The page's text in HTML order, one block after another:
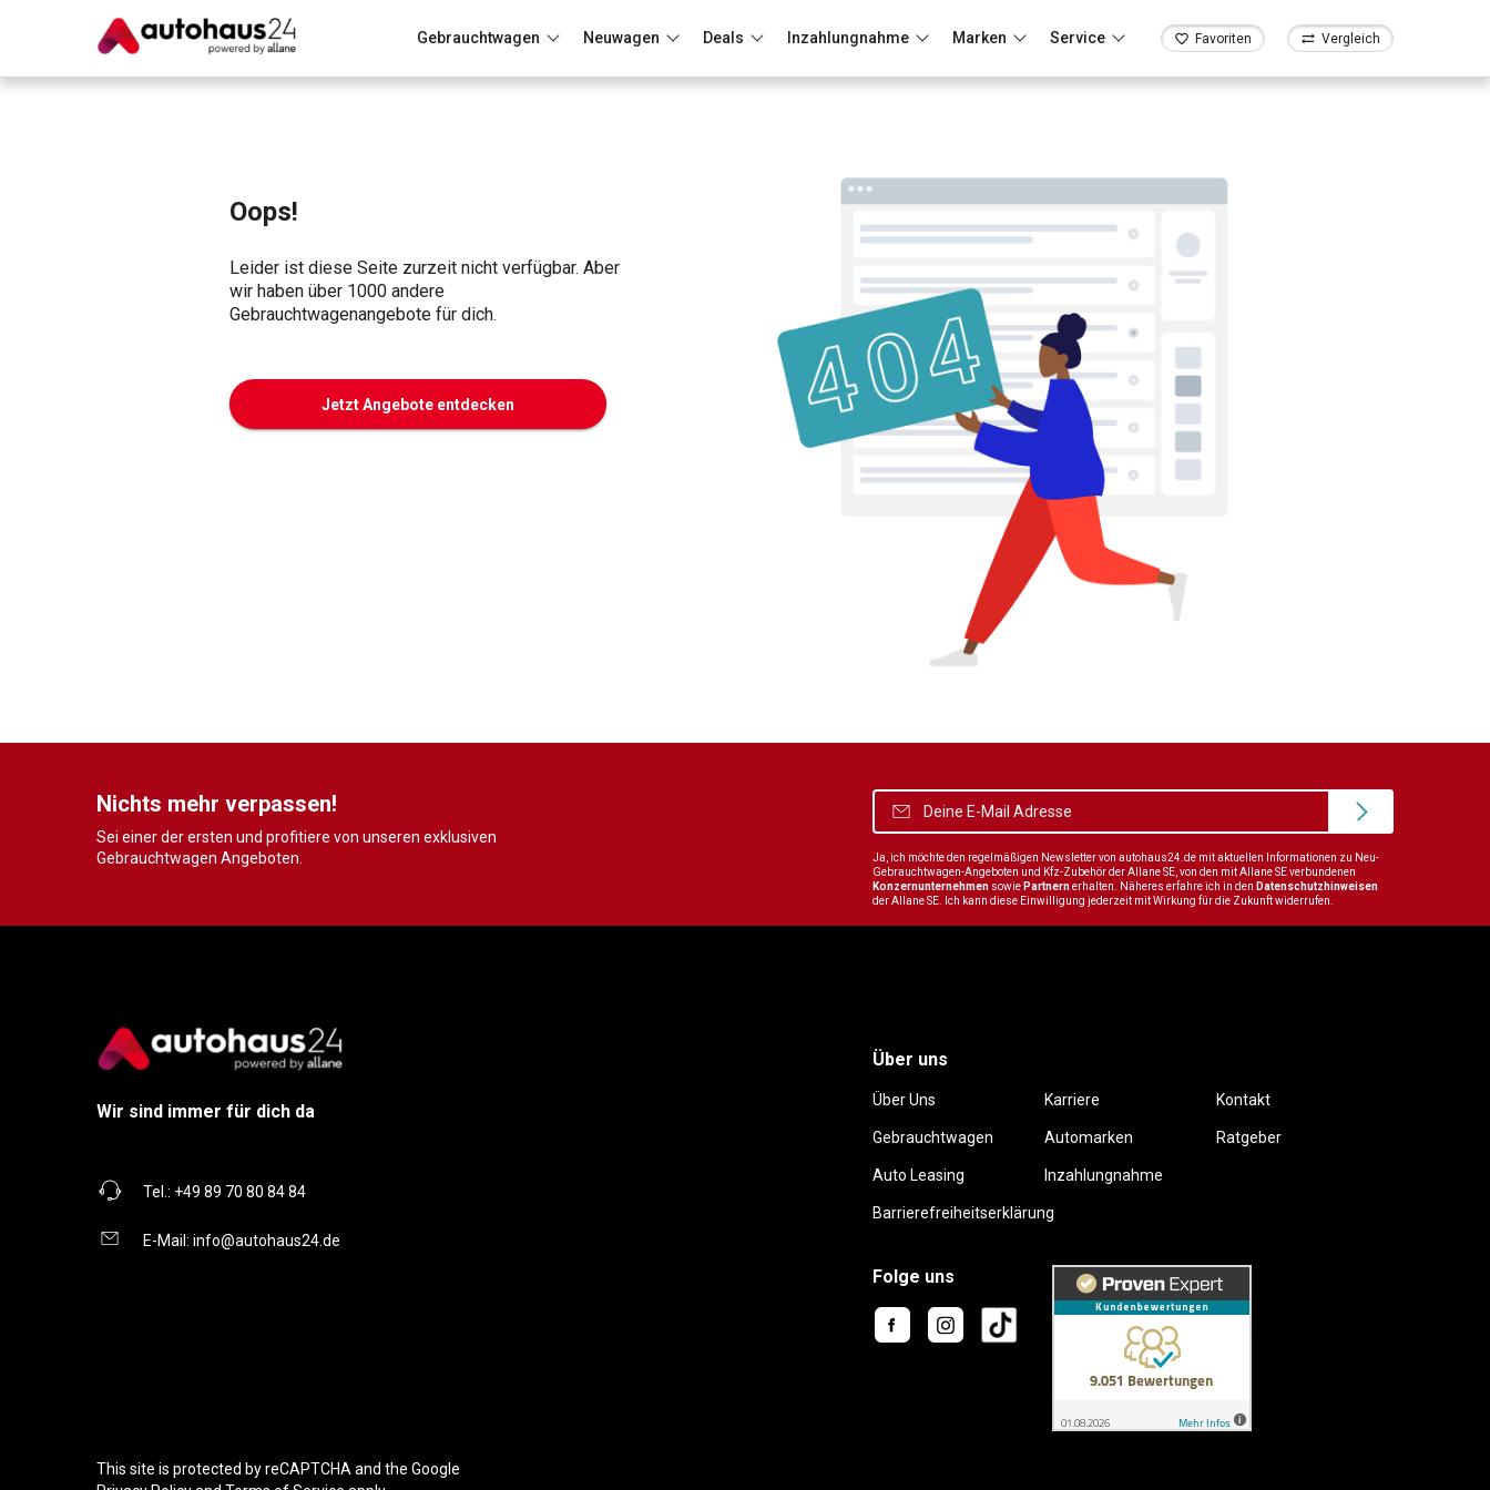
Gebrauchtwagen Neuwagen Deals Inzahlungnahme Marken Service Favoriten Vergleich
Oops!
Leider ist diese Seite zurzeit nicht verfügbar. Aber
wir haben über 1000 andere
Gebrauchtwagenangebote für dich.
Jetzt Angebote entdecken
Nichts mehr verpassen!
Sei einer der ersten und profitiere von unseren exklusiven
Gebrauchtwagen Angeboten.
Ja, ich möchte den regelmäßigen Newsletter von autohaus24.de mit aktuellen Informationen zu Neu-
Gebrauchtwagen-Angeboten und Kfz-Zubehör der Allane SE, von den mit Allane SE verbundenen
Konzernunternehmen sowie Partnernerhalten. Näheres erfahre ich in den Datenschutzhinweisen
der Allane SE. Ich kann diese Einwilligung jederzeit mit Wirkung für die Zukunft widerrufen.
Wir sind immer für dich da
Tel.: +49 89 70 80 84 84
E-Mail: info@autohaus24.de
Über uns
Über Uns Karriere Kontakt
Gebrauchtwagen Automarken Ratgeber
Auto Leasing Inzahlungnahme
Barrierefreiheitserklärung
Folge uns
This site is protected by reCAPTCHA and the Google